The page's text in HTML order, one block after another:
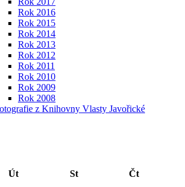
Rok 2016
Rok 2015
Rok 2014
Rok 2013
Rok 2012
Rok 2011
Rok 2010
Rok 2009
Rok 2008
z Knihovny Vlasty Javořické
Út St Čt